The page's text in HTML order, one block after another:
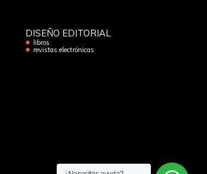
DISEÑO EDITORIAL
libros
revistas electrónicas